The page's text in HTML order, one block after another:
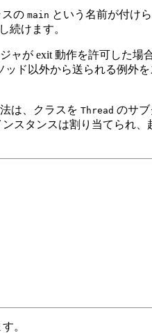
スの main という名前が付け
続けます。
ャが exit 動作を許可した場
ッド以外から送られる例外
は、クラスを Thread のサ
スタンスは割り当てられ
。